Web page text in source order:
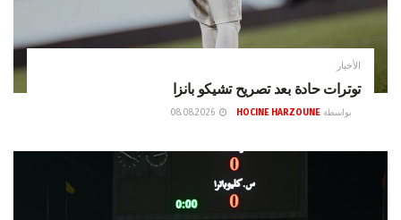
الأخبار
توترات حادة بعد تصريح تشيكو بانزا
بواسطة HOCINE HARZOUNE